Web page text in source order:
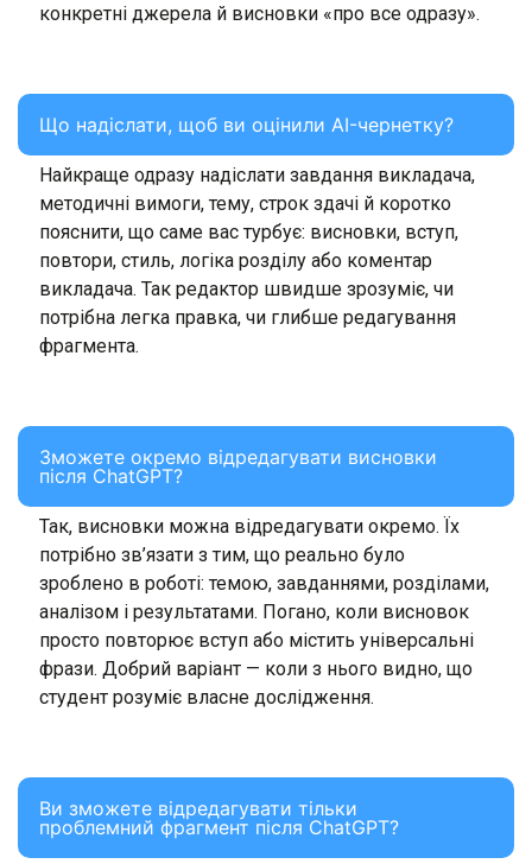
конкретні джерела й висновки «про все одразу».
Що надіслати, щоб ви оцінили AI-чернетку?
Найкраще одразу надіслати завдання викладача,
методичні вимоги, тему, строк здачі й коротко
пояснити, що саме вас турбує: висновки, вступ,
повтори, стиль, логіка розділу або коментар
викладача. Так редактор швидше зрозуміє, чи
потрібна легка правка, чи глибше редагування
фрагмента.
Зможете окремо відредагувати висновки
після ChatGPT?
Так, висновки можна відредагувати окремо. Їх
потрібно зв’язати з тим, що реально було
зроблено в роботі: темою, завданнями, розділами,
аналізом і результатами. Погано, коли висновок
просто повторює вступ або містить універсальні
фрази. Добрий варіант — коли з нього видно, що
студент розуміє власне дослідження.
Ви зможете відредагувати тільки
проблемний фрагмент після ChatGPT?